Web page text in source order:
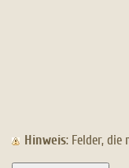
Hinweis : Felder, die